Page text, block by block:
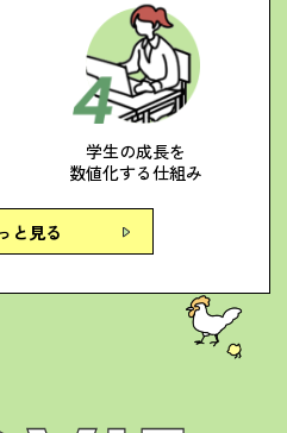
学生の成長を
数値化する仕組み
と見る